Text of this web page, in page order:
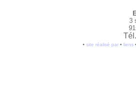
3
• site réalisé par• liens